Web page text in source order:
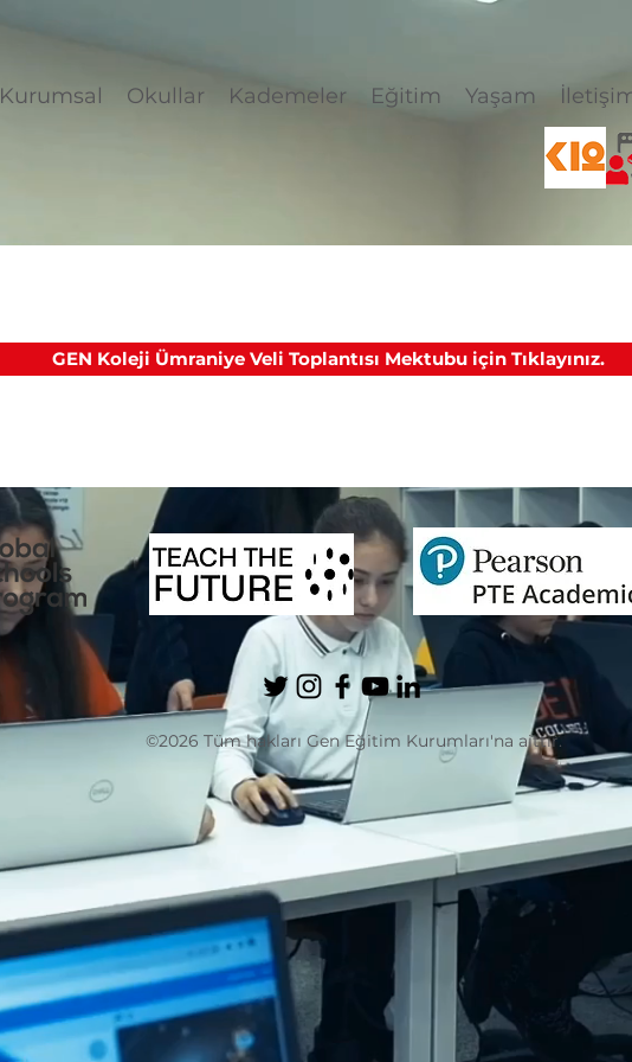
Kurumsal Okullar Kademeler Eğitim Yaşam
GEN Koleji Ümraniye Veli Toplantısı Mektubu için Tıklayınız.
©2026 Tüm hakları Gen Eğitim Kurumları'na aittir.